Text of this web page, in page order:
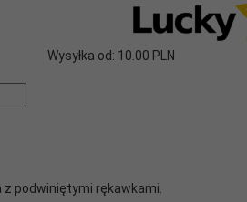
Wysyłka od: 10.00 PLN
podwiniętymi rękawkami.